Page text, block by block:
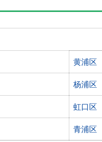
黄浦区
杨浦区
虹口区
青浦区